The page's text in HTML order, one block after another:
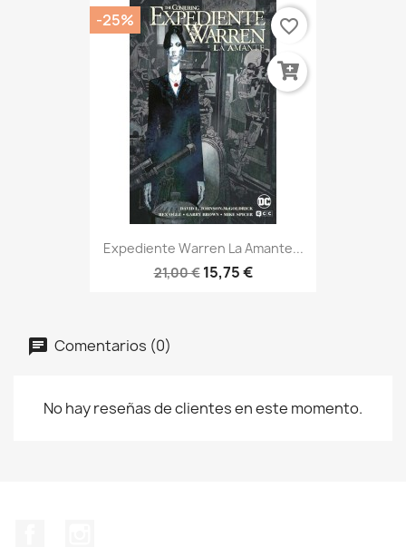
Expediente Warren La Amante...
21,00 € 15,75 €
-25% favorite_border
Comentarios (0)
No hay reseñas de clientes en este momento.